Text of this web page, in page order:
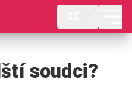
soudci?